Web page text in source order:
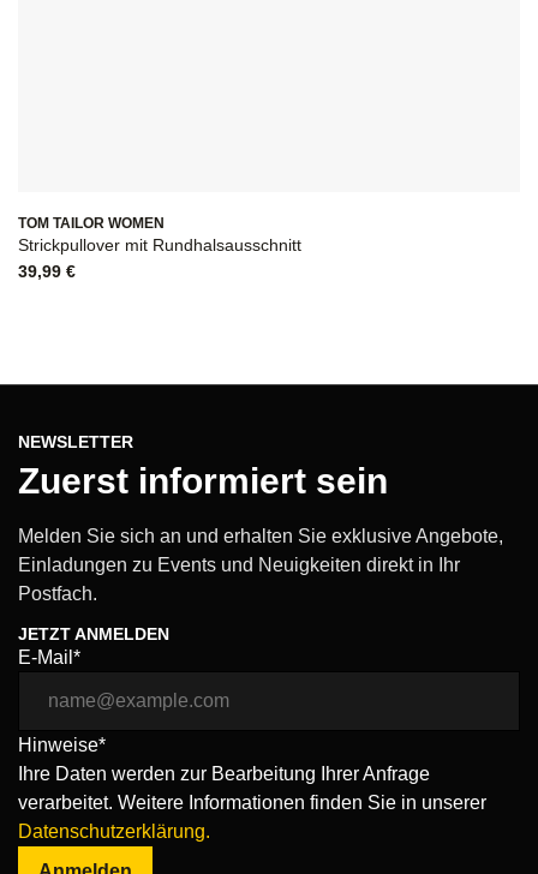
TOM TAILOR WOMEN
Strickpullover mit Rundhalsausschnitt
39,99 €
NEWSLETTER
Zuerst informiert sein
Melden Sie sich an und erhalten Sie exklusive Angebote,
Einladungen zu Events und Neuigkeiten direkt in Ihr
Postfach.
JETZT ANMELDEN
E-Mail*
Hinweise*
Ihre Daten werden zur Bearbeitung Ihrer Anfrage
verarbeitet. Weitere Informationen finden Sie in unserer
Datenschutzerklärung.